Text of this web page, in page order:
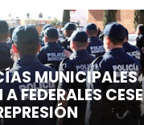
MUNICIPALES
A FEDERALES CESE